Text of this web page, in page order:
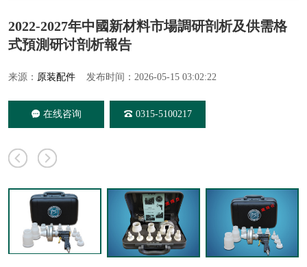
2022-2027年中國新材料市場調研剖析及供需格
式預測研讨剖析報告
来源： 原装配件 发布时间：2026-05-15 03:02:22
在线咨询 0315-5100217